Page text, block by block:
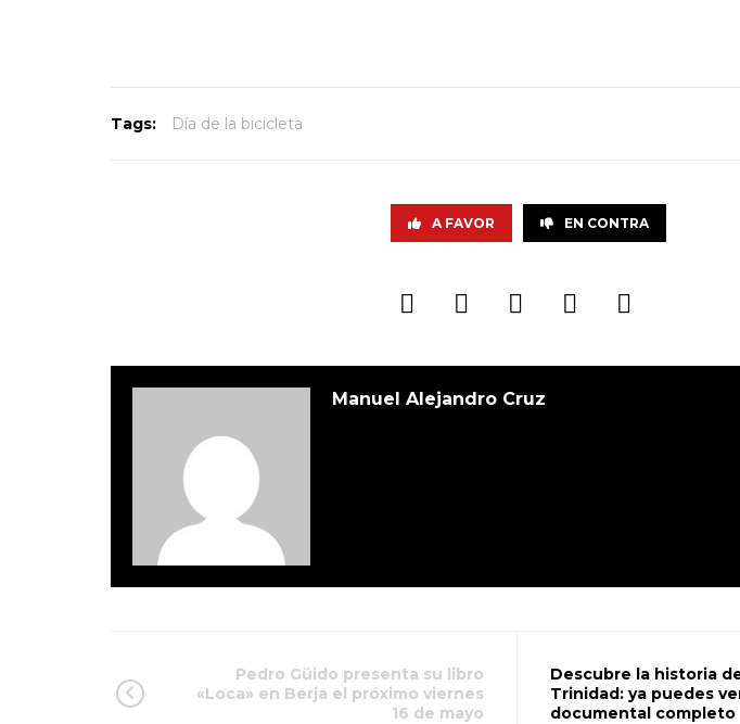
Tags: Día de la bicicleta
A FAVOR EN CONTRA
Manuel Alejandro Cruz
Pedro Güido presenta su libro
«Loca» en Berja el próximo viernes
16 de mayo
Descubre la historia
Trinidad: ya puedes
documental completo